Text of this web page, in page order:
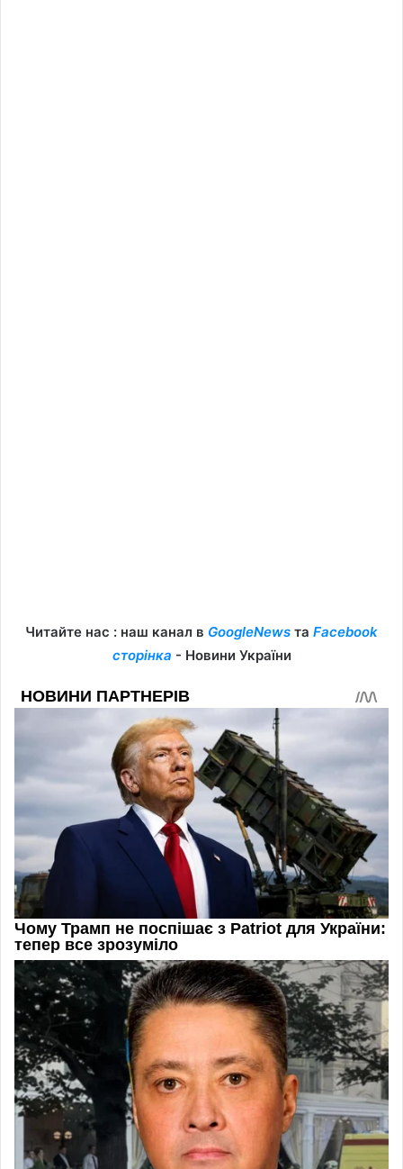
Читайте нас : наш канал в GoogleNews та Facebook
сторінка - Новини України